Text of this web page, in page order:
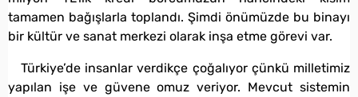
tamamen bağışlarla toplandı. Şimdi önümüzde bu binayı
bir kültür ve sanat merkezi olarak inşa etme görevi var.
Türkiye’de insanlar verdikçe çoğalıyor çünkü milletimiz
yapılan işe ve güvene omuz veriyor. Mevcut sistemin